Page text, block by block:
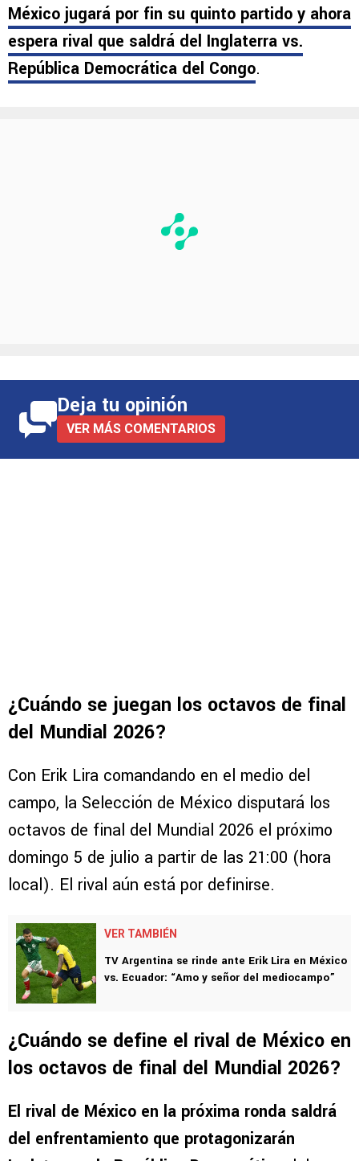
México jugará por fin su quinto partido y ahora
espera rival que saldrá del Inglaterra vs.
República Democrática del Congo.
Deja tu opinión
VER MÁS COMENTARIOS
¿Cuándo se juegan los octavos de final
del Mundial 2026?
Con Erik Lira comandando en el medio del
campo, la Selección de México disputará los
octavos de final del Mundial 2026 el próximo
domingo 5 de julio a partir de las 21:00 (hora
local). El rival aún está por definirse.
VER TAMBIÉN
TV Argentina se rinde ante Erik Lira en México
vs. Ecuador: “Amo y señor del mediocampo”
¿Cuándo se define el rival de México en
los octavos de final del Mundial 2026?
El rival de México en la próxima ronda saldrá
del enfrentamiento que protagonizarán